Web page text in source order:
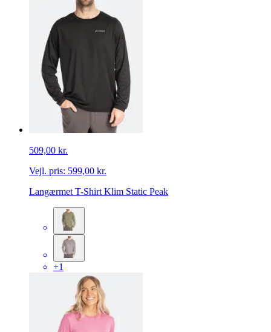
509,00 kr.
Vejl. pris: 599,00 kr.
Langærmet T-Shirt Klim Static Peak
+1